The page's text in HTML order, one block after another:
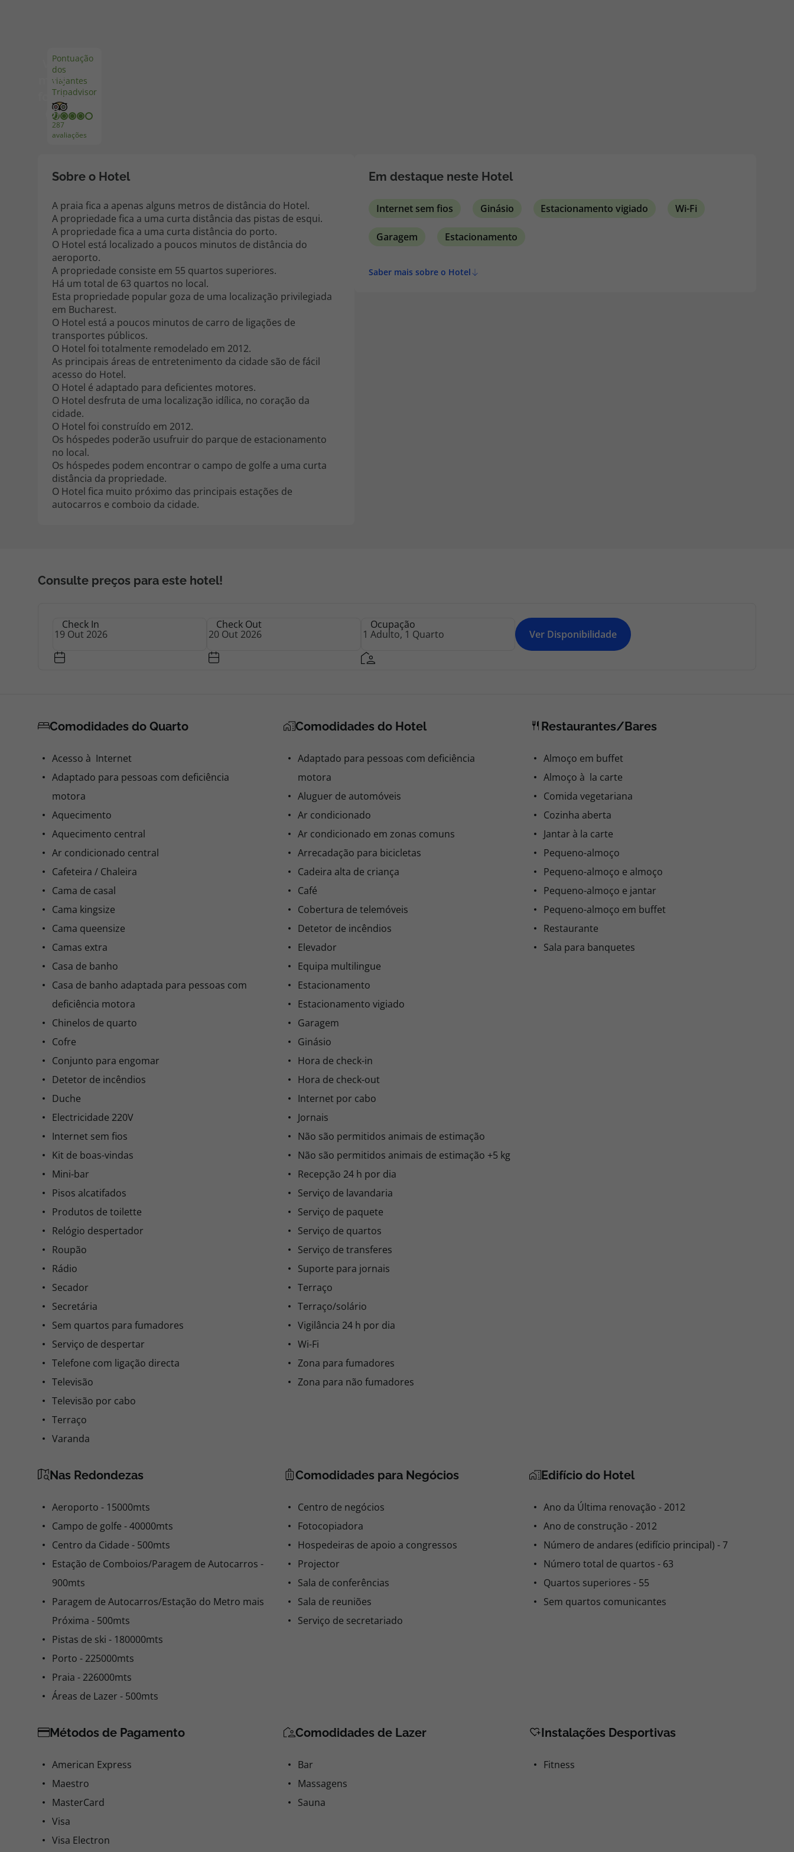
Disneyland ® Paris
Pontuação
dos
viajantes
Tripadvisor
287
avaliações
Ver
mais
fotos
(6)
Sobre o Hotel
A praia fica a apenas alguns metros de distância do Hotel.
A propriedade fica a uma curta distância das pistas de esqui.
A propriedade fica a uma curta distância do porto.
O Hotel está localizado a poucos minutos de distância do
aeroporto.
A propriedade consiste em 55 quartos superiores.
Há um total de 63 quartos no local.
Esta propriedade popular goza de uma localização privilegiada
em Bucharest.
O Hotel está a poucos minutos de carro de ligações de
transportes públicos.
O Hotel foi totalmente remodelado em 2012.
As principais áreas de entretenimento da cidade são de fácil
acesso do Hotel.
O Hotel é adaptado para deficientes motores.
O Hotel desfruta de uma localização idílica, no coração da
cidade.
O Hotel foi construído em 2012.
Os hóspedes poderão usufruir do parque de estacionamento
no local.
Os hóspedes podem encontrar o campo de golfe a uma curta
distância da propriedade.
O Hotel fica muito próximo das principais estações de
autocarros e comboio da cidade.
Em destaque neste Hotel
Internet sem fios Ginásio Estacionamento vigiado Wi-Fi
Garagem Estacionamento
Saber mais sobre o Hotel
Consulte preços para este hotel!
Check In Check Out Ocupação
Ver Disponibilidade
Comodidades do Quarto
Acesso à Internet
Adaptado para pessoas com deficiência
motora
Aquecimento
Aquecimento central
Ar condicionado central
Cafeteira / Chaleira
Cama de casal
Cama kingsize
Cama queensize
Camas extra
Casa de banho
Casa de banho adaptada para pessoas com
deficiência motora
Chinelos de quarto
Cofre
Conjunto para engomar
Detetor de incêndios
Duche
Electricidade 220V
Internet sem fios
Kit de boas-vindas
Mini-bar
Pisos alcatifados
Produtos de toilette
Relógio despertador
Roupão
Rádio
Secador
Secretária
Sem quartos para fumadores
Serviço de despertar
Telefone com ligação directa
Televisão
Televisão por cabo
Terraço
Varanda
Comodidades do Hotel
Adaptado para pessoas com deficiência
motora
Aluguer de automóveis
Ar condicionado
Ar condicionado em zonas comuns
Arrecadação para bicicletas
Cadeira alta de criança
Café
Cobertura de telemóveis
Detetor de incêndios
Elevador
Equipa multilingue
Estacionamento
Estacionamento vigiado
Garagem
Ginásio
Hora de check-in
Hora de check-out
Internet por cabo
Jornais
Não são permitidos animais de estimação
Não são permitidos animais de estimação +5 kg
Recepção 24 h por dia
Serviço de lavandaria
Serviço de paquete
Serviço de quartos
Serviço de transferes
Suporte para jornais
Terraço
Terraço/solário
Vigilância 24 h por dia
Wi-Fi
Zona para fumadores
Zona para não fumadores
Restaurantes/Bares
Almoço em buffet
Almoço à la carte
Comida vegetariana
Cozinha aberta
Jantar à la carte
Pequeno-almoço
Pequeno-almoço e almoço
Pequeno-almoço e jantar
Pequeno-almoço em buffet
Restaurante
Sala para banquetes
Nas Redondezas
Aeroporto - 15000mts
Campo de golfe - 40000mts
Centro da Cidade - 500mts
Estação de Comboios/Paragem de Autocarros -
900mts
Paragem de Autocarros/Estação do Metro mais
Próxima - 500mts
Pistas de ski - 180000mts
Porto - 225000mts
Praia - 226000mts
Áreas de Lazer - 500mts
Comodidades para Negócios
Centro de negócios
Fotocopiadora
Hospedeiras de apoio a congressos
Projector
Sala de conferências
Sala de reuniões
Serviço de secretariado
Edifício do Hotel
Ano da Última renovação - 2012
Ano de construção - 2012
Número de andares (edifício principal) - 7
Número total de quartos - 63
Quartos superiores - 55
Sem quartos comunicantes
Métodos de Pagamento
American Express
Maestro
MasterCard
Visa
Visa Electron
Comodidades de Lazer
Bar
Massagens
Sauna
Instalações Desportivas
Fitness